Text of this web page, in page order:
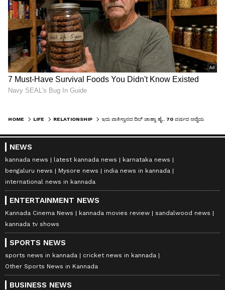
HOME LIFE RELATIONSHIP
NEWS
kannada news latest kannada news
karnataka news
bengaluru news
Mysore news
india news in kannada
international news in kannada
ENTERTAINMENT NEWS
Kannada Cinema News kannada movies review
sandalwood news
kannada tv shows
SPORTS NEWS
sports news in kannada
cricket news in kannada
Other Sports News in Kannada
BUSINESS NEWS